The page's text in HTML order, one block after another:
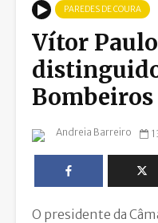
PAREDES DE COURA
Vítor
Andreia Barreiro
O presidente da